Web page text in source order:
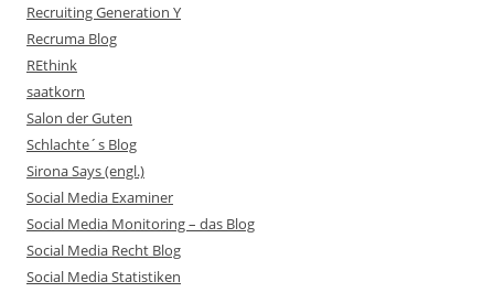
Recruiting Generation Y
Recruma Blog
REthink
saatkorn
Salon der Guten
Schlachte´s Blog
Sirona Says (engl.)
Social Media Examiner
Social Media Monitoring – das Blog
Social Media Recht Blog
Social Media Statistiken